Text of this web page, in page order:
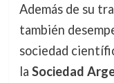
Además de su
también
sociedad
la Sociedad